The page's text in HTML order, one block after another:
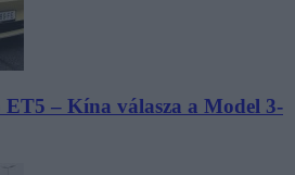
– Kína válasza a Model 3-